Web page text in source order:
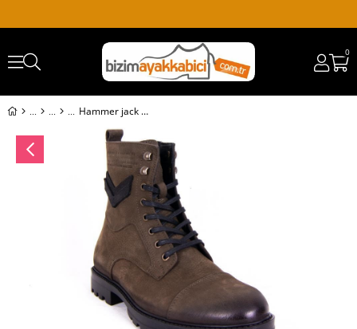
0
Hammer jack 10217640 Haki Ortopedik Günlük Deri Erkek Bot